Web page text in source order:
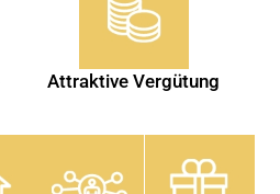
Attraktive Vergütung